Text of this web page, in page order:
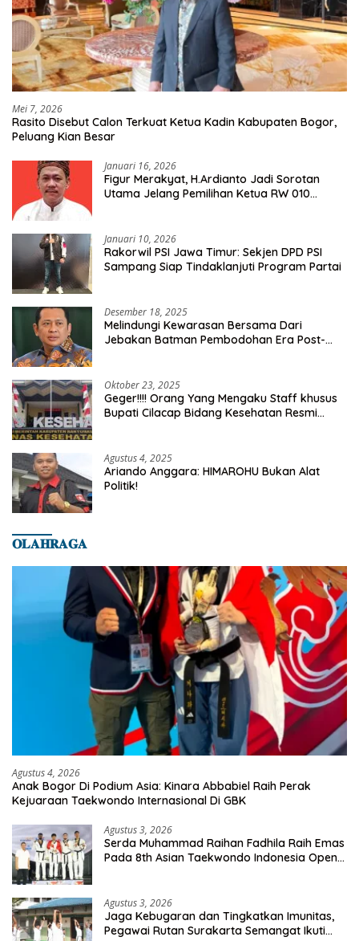
Mei 7, 2026
Rasito Disebut Calon Terkuat Ketua Kadin Kabupaten Bogor,
Peluang Kian Besar
Januari 16, 2026
Figur Merakyat, H.Ardianto Jadi Sorotan
Utama Jelang Pemilihan Ketua RW 010
Januari 10, 2026
Rakorwil PSI Jawa Timur: Sekjen DPD PSI
Sampang Siap Tindaklanjuti Program Partai
Desember 18, 2025
Melindungi Kewarasan Bersama Dari
Jebakan Batman Pembodohan Era Post-
Oktober 23, 2025
Geger!!!! Orang Yang Mengaku Staff khusus
Bupati Cilacap Bidang Kesehatan Resmi
Agustus 4, 2025
Ariando Anggara: HIMAROHU Bukan Alat
Politik!
𝐎𝐋𝐀𝐇𝐑𝐀𝐆𝐀
Agustus 4, 2026
Anak Bogor Di Podium Asia: Kinara Abbabiel Raih Perak
Kejuaraan Taekwondo Internasional Di GBK
Agustus 3, 2026
Serda Muhammad Raihan Fadhila Raih Emas
Pada 8th Asian Taekwondo Indonesia Open
Agustus 3, 2026
Jaga Kebugaran dan Tingkatkan Imunitas,
Pegawai Rutan Surakarta Semangat Ikuti